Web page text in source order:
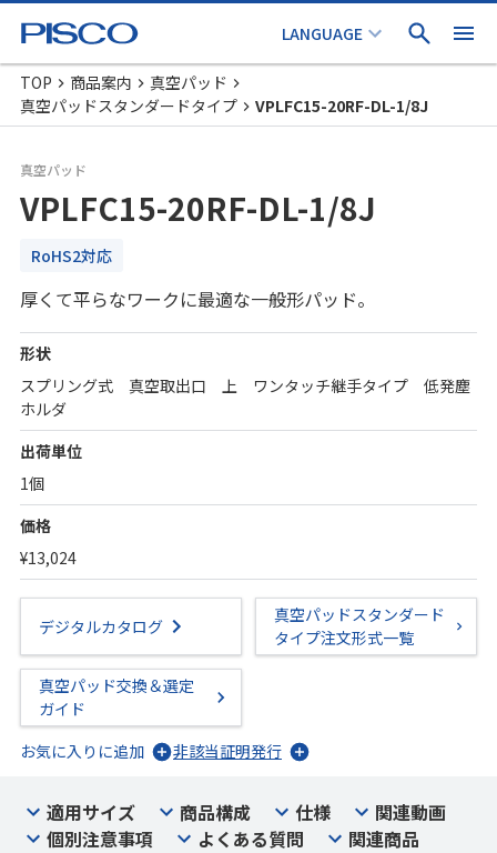
TOP 商品案内
真空パッド
真空パッドスタンダードタイプ
VPLFC15-20RF-DL-1/8J
真空パッド
VPLFC15-20RF-DL-1/8J
RoHS2対応
厚くて平らなワークに最適な一般形パッド。
形状
スプリング式 真空取出口 上 ワンタッチ継手タイプ 低発塵
ホルダ
出荷単位
1個
価格
¥13,024
デジタルカタログ
真空パッドスタンダード
タイプ注文形式一覧
真空パッド交換＆選定
ガイド
お気に入りに追加
非該当証明発行
適用サイズ 商品構成 仕様
関連動画
個別注意事項
よくある質問 関連商品